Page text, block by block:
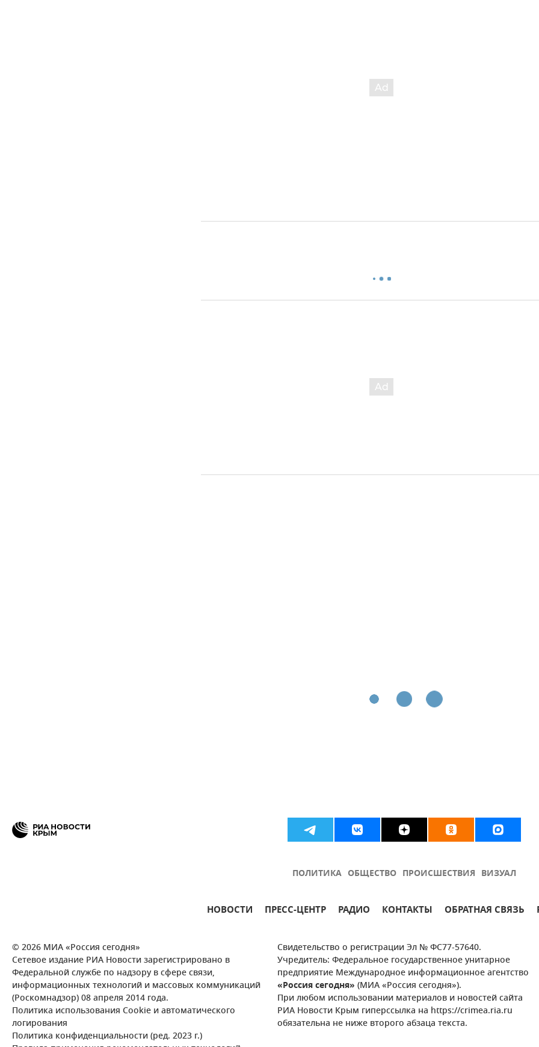
ПОЛИТИКА ОБЩЕСТВО ПРОИСШЕСТВИЯ ВИЗУАЛ
НОВОСТИ ПРЕСС-ЦЕНТР РАДИО КОНТАКТЫ ОБРАТНАЯ СВЯЗЬ
© 2026 МИА «Россия сегодня»
Сетевое издание РИА Новости зарегистрировано в
Федеральной службе по надзору в сфере связи,
информационных технологий и массовых коммуникаций
(Роскомнадзор) 08 апреля 2014 года.
Политика использования Cookie и автоматического
логирования
Политика конфиденциальности (ред. 2023 г.)
Свидетельство о регистрации Эл № ФС77-57640.
Учредитель: Федеральное государственное унитарное
предприятие Международное информационное агентство
«Россия сегодня» (МИА «Россия сегодня»).
При любом использовании материалов и новостей сайта
РИА Новости Крым гиперссылка на https://crimea.ria.ru
обязательна не ниже второго абзаца текста.